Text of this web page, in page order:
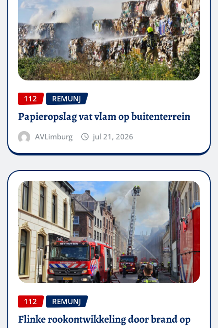
112 REMUNJ
Papieropslag vat vlam op buitenterrein
AVLimburg jul 21, 2026
112 REMUNJ
Flinke rookontwikkeling door brand op